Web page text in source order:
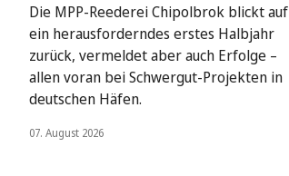
Die MPP-Reederei Chipolbrok blickt auf
ein herausforderndes erstes Halbjahr
zurück, vermeldet aber auch Erfolge –
allen voran bei Schwergut-Projekten in
deutschen Häfen.
07. August 2026